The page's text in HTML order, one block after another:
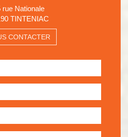
rue Nationale
TINTENIAC
CONTACTER